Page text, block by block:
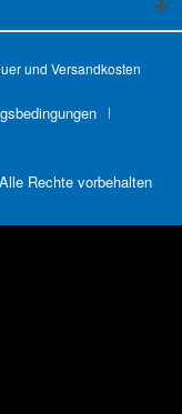
und Versandkosten
Rechte vorbehalten